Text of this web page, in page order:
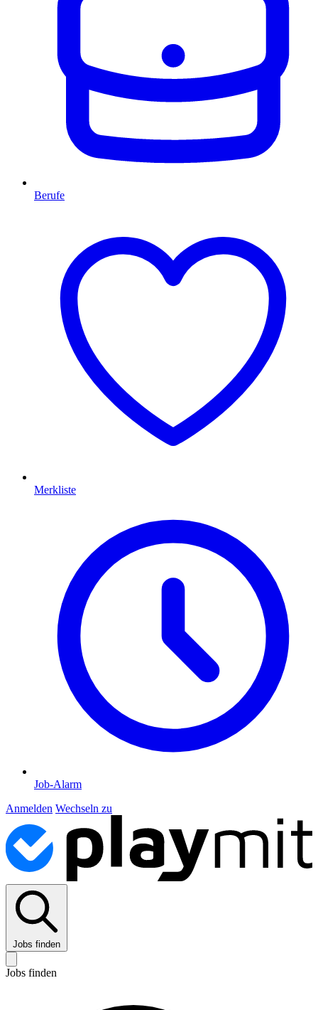
Berufe
Merkliste
Job-Alarm
Anmelden Wechseln zu
Jobs finden
Jobs finden